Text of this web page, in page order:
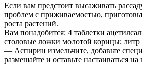
Если вам предстоит высаживать
проблем с приживаемостью,
роста растений.
Вам понадобится: 4 таблетки
столовые ложки молотой корицы; литр
— Аспирин измельчите, добавьте
размешайте и оставьте настаиваться на